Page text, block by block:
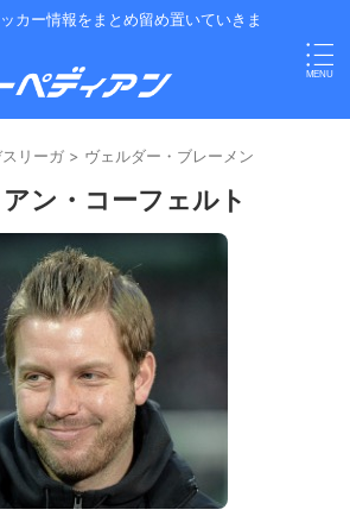
カー情報をまとめ留め置いていきま
リーガ > ヴェルダー・ブレーメン
ン・コーフェルト